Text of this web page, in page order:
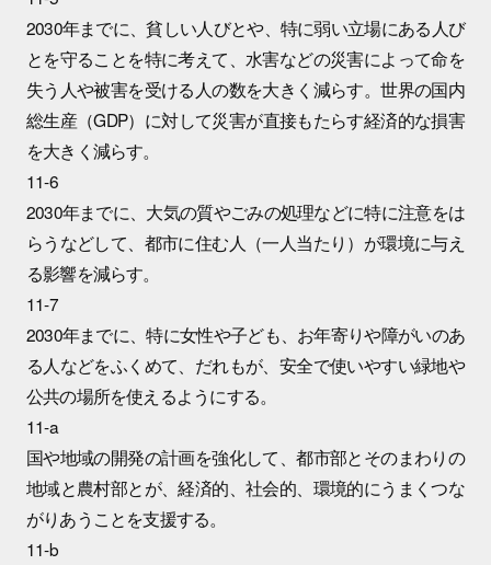
2030年までに、貧しい人びとや、特に弱い立場にある人び
とを守ることを特に考えて、水害などの災害によって命を
失う人や被害を受ける人の数を大きく減らす。世界の国内
総生産（GDP）に対して災害が直接もたらす経済的な損害
を大きく減らす。
11-6
2030年までに、大気の質やごみの処理などに特に注意をは
らうなどして、都市に住む人（一人当たり）が環境に与え
る影響を減らす。
11-7
2030年までに、特に女性や子ども、お年寄りや障がいのあ
る人などをふくめて、だれもが、安全で使いやすい緑地や
公共の場所を使えるようにする。
11-a
国や地域の開発の計画を強化して、都市部とそのまわりの
地域と農村部とが、経済的、社会的、環境的にうまくつな
がりあうことを支援する。
11-b